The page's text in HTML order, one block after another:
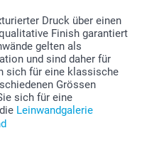
Druck über einen
Finish garantiert
gelten als
und sind daher für
sich für eine klassische
Grössen
sich für eine
Leinwandgalerie